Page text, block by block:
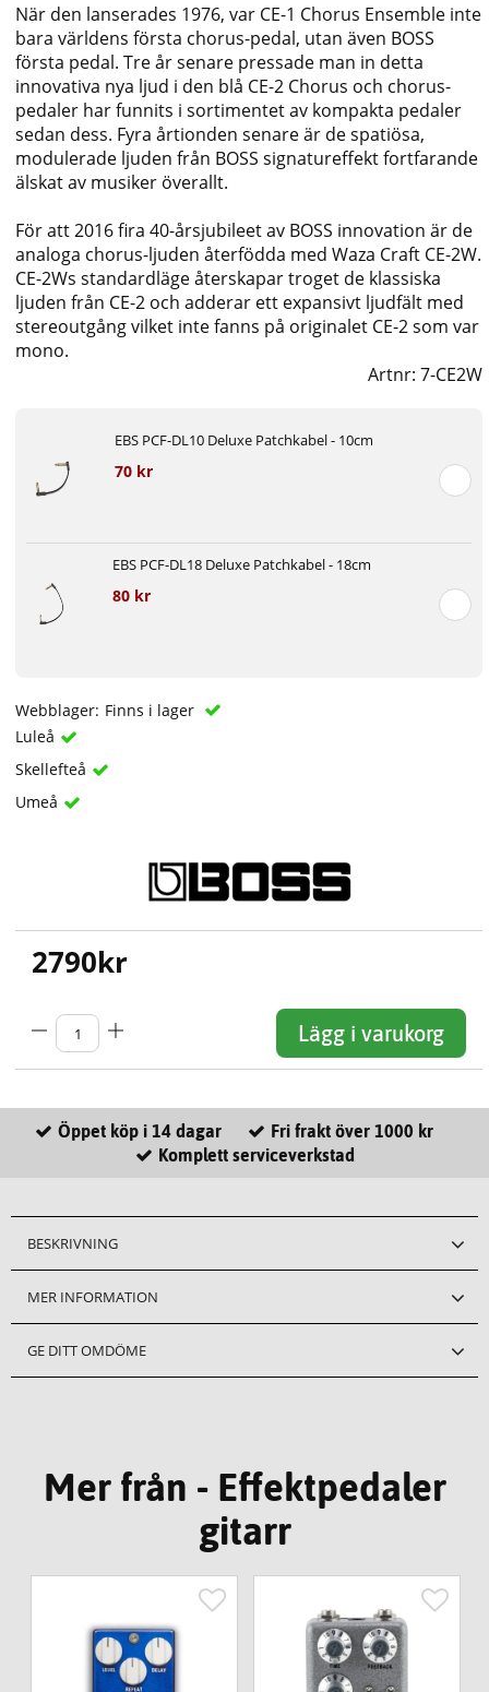
När den lanserades 1976, var CE-1 Chorus Ensemble inte
bara världens första chorus-pedal, utan även BOSS
första pedal. Tre år senare pressade man in detta
innovativa nya ljud i den blå CE-2 Chorus och chorus-
pedaler har funnits i sortimentet av kompakta pedaler
sedan dess. Fyra årtionden senare är de spatiösa,
modulerade ljuden från BOSS signatureffekt fortfarande
älskat av musiker överallt.
För att 2016 fira 40-årsjubileet av BOSS innovation är de
analoga chorus-ljuden återfödda med Waza Craft CE-2W.
CE-2Ws standardläge återskapar troget de klassiska
ljuden från CE-2 och adderar ett expansivt ljudfält med
stereoutgång vilket inte fanns på originalet CE-2 som var
mono.
Artnr:7-CE2W
EBS PCF-DL10 Deluxe Patchkabel - 10cm
70 kr
EBS PCF-DL18 Deluxe Patchkabel - 18cm
80 kr
Webblager: Finns i lager
Luleå
Skellefteå
Umeå
2790kr
Lägg i varukorg
Öppet köp i 14 dagar
Fri frakt över 1000 kr
Komplett serviceverkstad
BESKRIVNING
MER INFORMATION
GE DITT OMDÖME
Mer från - Effektpedaler
gitarr